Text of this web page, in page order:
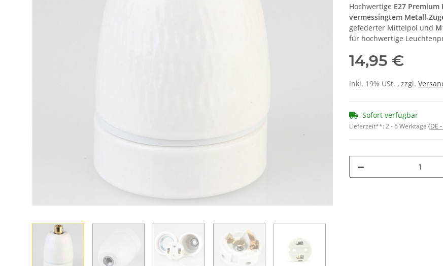
Hochwertige E27
vermessingtem Metall-
gefederter Mittelpol und
für hochwertige
14,95 €
inkl. 19% USt. , zzgl.
Sofort verfügbar
Lieferzeit**:2 - 6 Werktage (DE